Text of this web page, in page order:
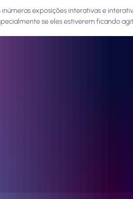
exposições interativas e
se eles estiverem ficando